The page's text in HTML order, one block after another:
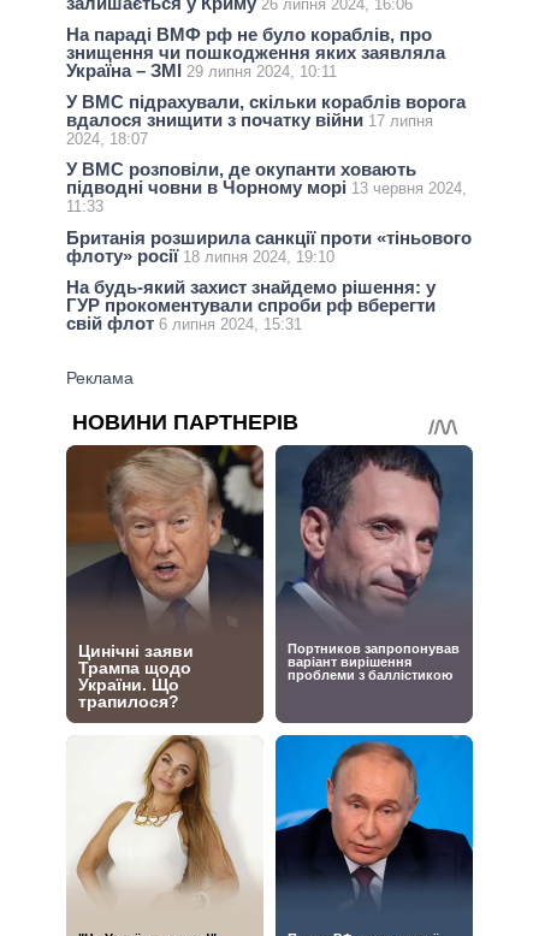
26 липня 2024, 16:06
На параді ВМФ рф не було кораблів, про
знищення чи пошкодження яких заявляла
Україна – ЗМІ 29 липня 2024, 10:11
У ВМС підрахували, скільки кораблів ворога
вдалося знищити з початку війни 17 липня
2024, 18:07
У ВМС розповіли, де окупанти ховають
підводні човни в Чорному морі 13 червня 2024,
11:33
Британія розширила санкції проти «тіньового
флоту» росії 18 липня 2024, 19:10
На будь-який захист знайдемо рішення: у
ГУР прокоментували спроби рф вберегти
свій флот 6 липня 2024, 15:31